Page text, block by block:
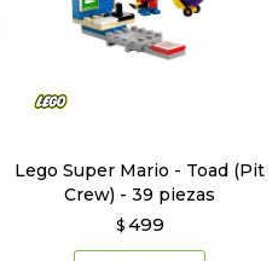
Lego Super Mario - Toad (Pit
Crew) - 39 piezas
$ 499